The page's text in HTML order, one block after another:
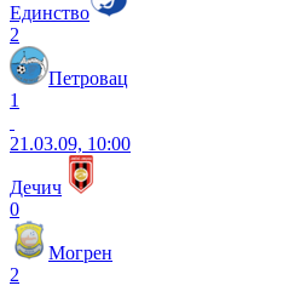
Единство
2
Петровац
1
21.03.09, 10:00
Дечич
0
Могрен
2